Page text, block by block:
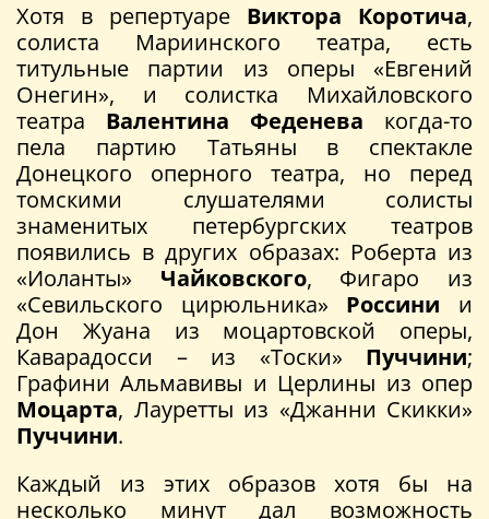
Хотя в репертуаре Виктора Коротича,
солиста Мариинского театра, есть
титульные партии из оперы «Евгений
Онегин», и солистка Михайловского
театра Валентина Феденева когда-то
пела партию Татьяны в спектакле
Донецкого оперного театра, но перед
томскими слушателями солисты
знаменитых петербургских театров
появились в других образах: Роберта из
«Иоланты» Чайковского, Фигаро из
«Севильского цирюльника» Россини и
Дон Жуана из моцартовской оперы,
Каварадосси – из «Тоски» Пуччини;
Графини Альмавивы и Церлины из опер
Моцарта, Лауретты из «Джанни Скикки»
Пуччини.
Каждый из этих образов хотя бы на
несколько минут дал возможность